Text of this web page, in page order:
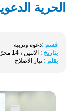
الحرية
قسم :دعوة وتربية
بتاريخ : الاثنين ، 14 محرّم ، 1440 الموافق 24 سبتمبر 2018
بقلم : تيار الاصلاح